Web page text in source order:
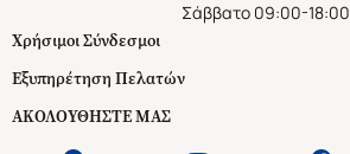
Σάββατο 09:00-18:00
Χρήσιμοι Σύνδεσμοι
Εξυπηρέτηση Πελατών
ΑΚΟΛΟΥΘΗΣΤΕ ΜΑΣ